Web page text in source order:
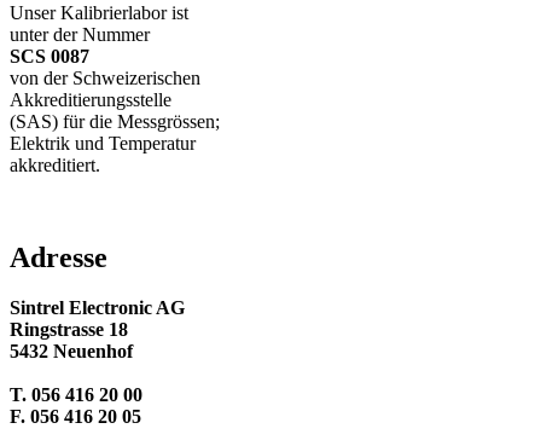
Unser Kalibrierlabor ist
unter der Nummer
SCS 0087
von der Schweizerischen
Akkreditierungsstelle
(SAS) für die Messgrössen;
Elektrik und Temperatur
akkreditiert.
Adresse
Sintrel Electronic AG
Ringstrasse 18
5432 Neuenhof
T. 056 416 20 00
F. 056 416 20 05